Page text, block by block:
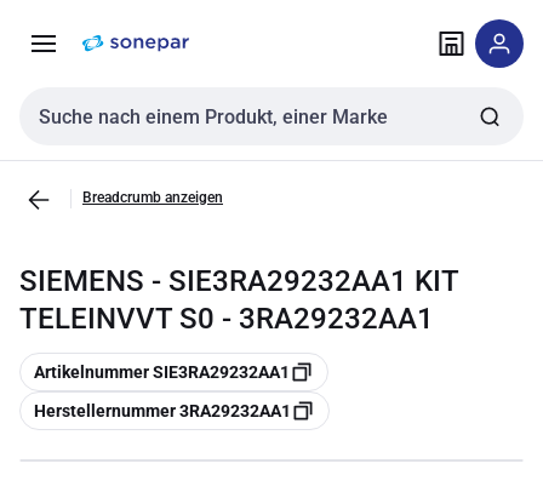
NavigationInhalt
Sucheingabe
Breadcrumb anzeigen
SIEMENS - SIE3RA29232AA1 KIT
TELEINVVT S0 - 3RA29232AA1
Kopieren
Artikelnummer SIE3RA29232AA1
Kopieren
Herstellernummer 3RA29232AA1